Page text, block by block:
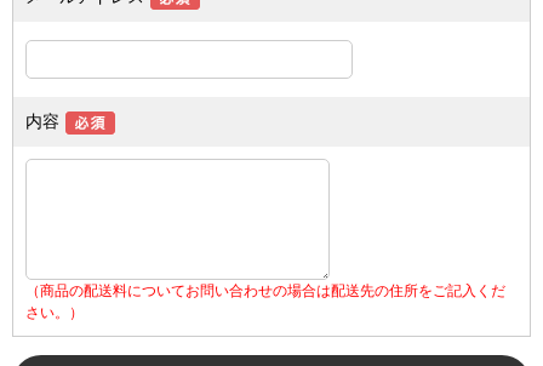
内容
（商品の配送料についてお問い合わせの場合は配送先の住所をご記入くだ
さい。）